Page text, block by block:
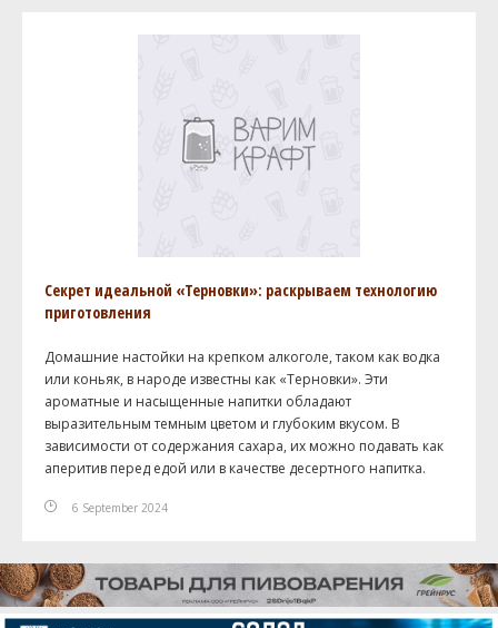
Секрет идеальной «Терновки»: раскрываем технологию
приготовления
Домашние настойки на крепком алкоголе, таком как водка
или коньяк, в народе известны как «Терновки». Эти
ароматные и насыщенные напитки обладают
выразительным темным цветом и глубоким вкусом. В
зависимости от содержания сахара, их можно подавать как
аперитив перед едой или в качестве десертного напитка.
6 September 2024